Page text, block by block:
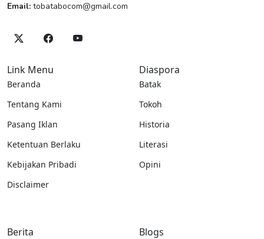
Email: tobatabocom@gmail.com
Link Menu
Beranda
Tentang Kami
Pasang Iklan
Ketentuan Berlaku
Kebijakan Pribadi
Disclaimer
Diaspora
Batak
Tokoh
Historia
Literasi
Opini
Berita Blogs